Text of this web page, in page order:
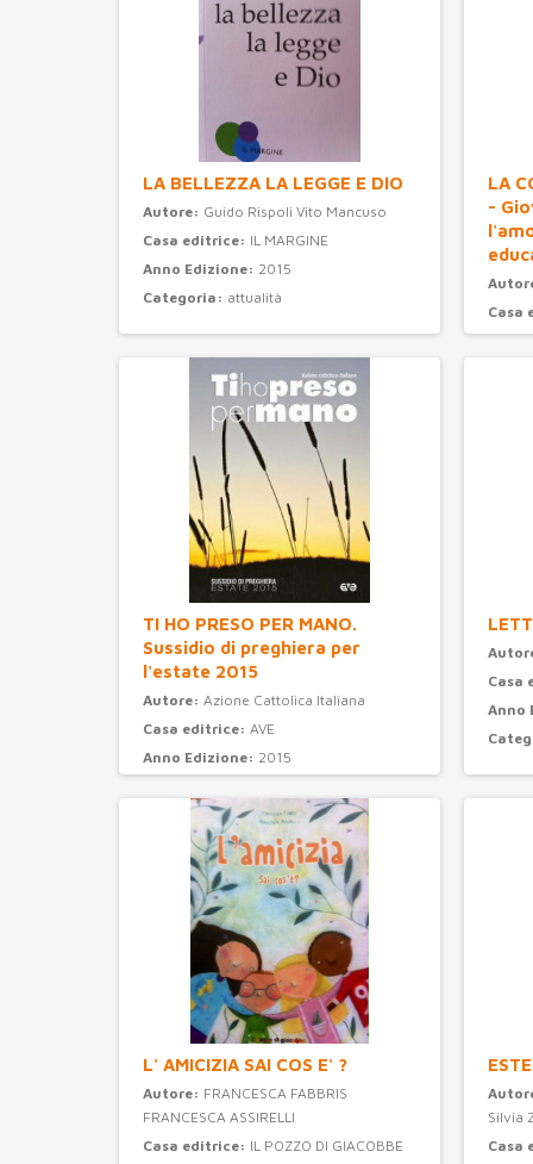
LA BELLEZZA LA LEGGE E DIO
Autore: Guido Rispoli Vito Mancuso
Casa editrice: IL MARGINE
Anno Edizione: 2015
Categoria: attualità
LA
-
Casa
Anno
TI HO PRESO PER MANO.
Sussidio di preghiera per
l'estate 2015
Autore: Azione Cattolica Italiana
Casa editrice: AVE
Anno Edizione: 2015
Casa
Anno
L' AMICIZIA SAI COS E' ?
Autore: FRANCESCA FABBRIS
FRANCESCA ASSIRELLI
Casa editrice: IL POZZO DI GIACOBBE
Silvia
Casa